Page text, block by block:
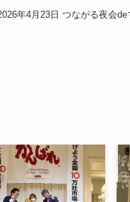
年4月23日 つながる夜会